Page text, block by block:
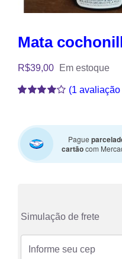
Mata
R$39,00 Em estoque
baseado
em
avaliação
de cliente
(1
Pague
cartãocom
Simulação de frete